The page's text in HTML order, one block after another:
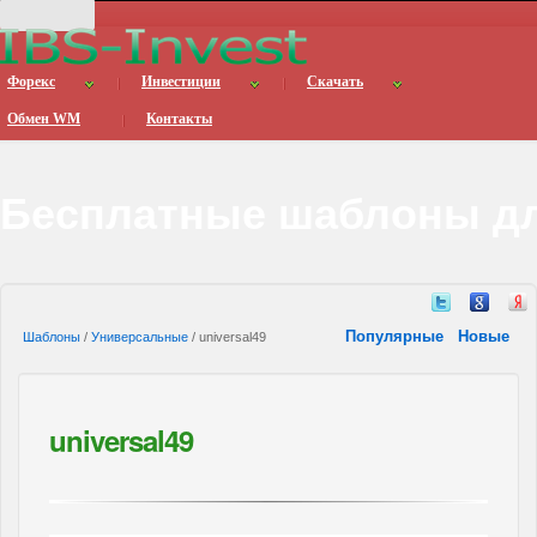
Форекс Инвестиции Скачать
Обмен WM Контакты
Шаблоны / Универсальные / universal49 Популярные Новые
universal49